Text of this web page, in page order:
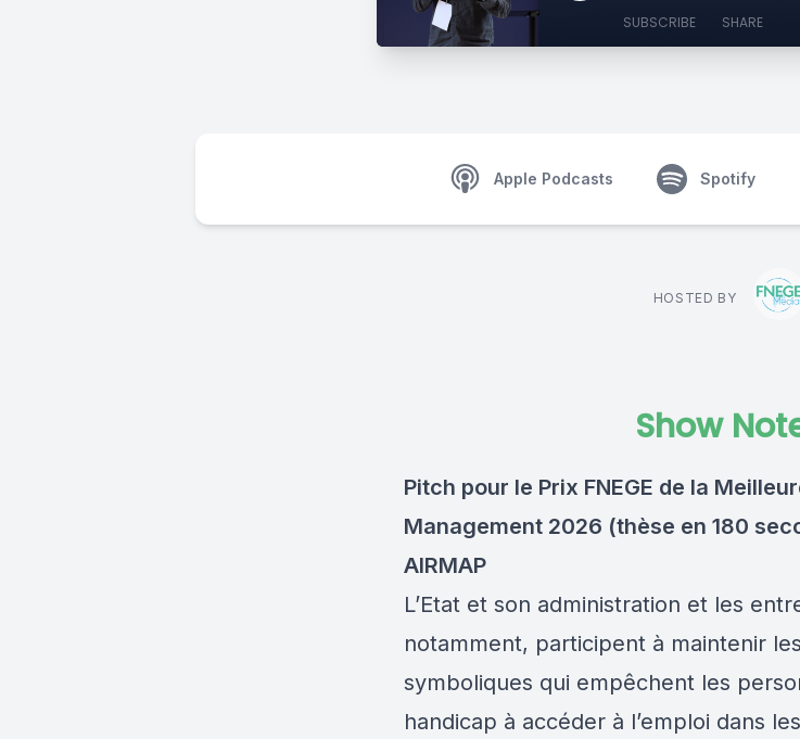
SUBSCRIBE SHARE
Apple Podcasts Spotify
HOSTED BY
Show
Pitch pour le Prix FNEGE de la
Management 2026 (thèse en 180
AIRMAP
L’Etat et son administration et les
notamment, participent à maintenir
symboliques qui empêchent les
handicap à accéder à l’emploi dans